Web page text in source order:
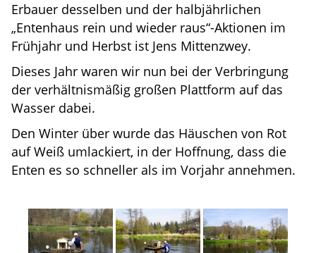
Erbauer desselben und der halbjährlichen
„Entenhaus rein und wieder raus“-Aktionen im
Frühjahr und Herbst ist Jens Mittenzwey.
Dieses Jahr waren wir nun bei der Verbringung
der verhältnismäßig großen Plattform auf das
Wasser dabei.
Den Winter über wurde das Häuschen von Rot
auf Weiß umlackiert, in der Hoffnung, dass die
Enten es so schneller als im Vorjahr annehmen.